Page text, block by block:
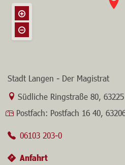
Stadt Langen - Der Magistrat
Link zur Google-Maps
Südliche Ringstraße 80,
Postfach:Postfach 16 40, 63206
06103 203-0